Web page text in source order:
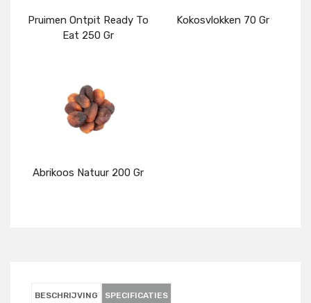
Pruimen Ontpit Ready To
Eat 250 Gr
Kokosvlokken 70 Gr
Abrikoos Natuur 200 Gr
BESCHRIJVING SPECIFICATIES